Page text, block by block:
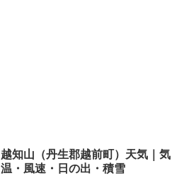
越知山（丹生郡越前町）天気｜気
温・風速・日の出・積雪